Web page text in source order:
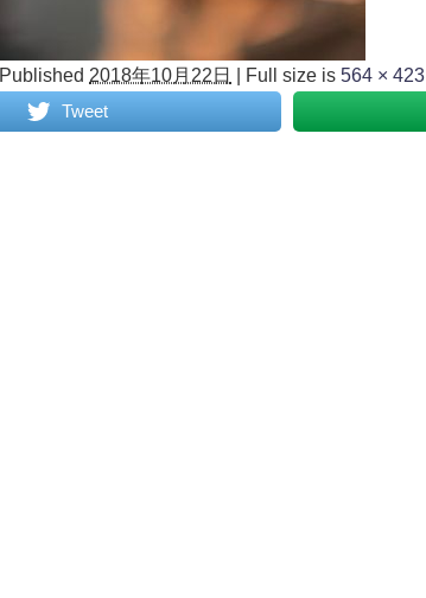
Published 2018年10月22日 Full size is 564 × 423
Tweet